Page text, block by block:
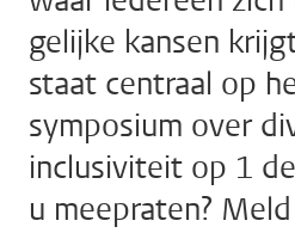
gelijke kansen
staat centraal op
symposium over
inclusiviteit op 1
u meepraten?